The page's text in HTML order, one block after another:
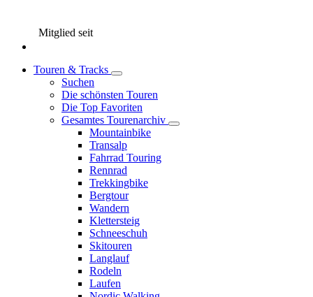
Mitglied seit
Touren & Tracks
Suchen
Die schönsten Touren
Die Top Favoriten
Gesamtes Tourenarchiv
Mountainbike
Transalp
Fahrrad Touring
Rennrad
Trekkingbike
Bergtour
Wandern
Klettersteig
Schneeschuh
Skitouren
Langlauf
Rodeln
Laufen